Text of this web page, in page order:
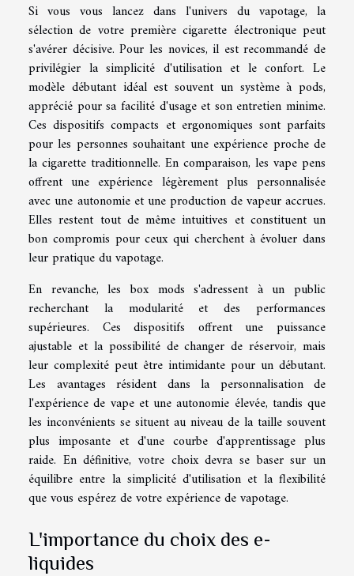
Si vous vous lancez dans l'univers du vapotage, la
sélection de votre première cigarette électronique peut
s'avérer décisive. Pour les novices, il est recommandé de
privilégier la simplicité d'utilisation et le confort. Le
modèle débutant idéal est souvent un système à pods,
apprécié pour sa facilité d'usage et son entretien minime.
Ces dispositifs compacts et ergonomiques sont parfaits
pour les personnes souhaitant une expérience proche de
la cigarette traditionnelle. En comparaison, les vape pens
offrent une expérience légèrement plus personnalisée
avec une autonomie et une production de vapeur accrues.
Elles restent tout de même intuitives et constituent un
bon compromis pour ceux qui cherchent à évoluer dans
leur pratique du vapotage.
En revanche, les box mods s'adressent à un public
recherchant la modularité et des performances
supérieures. Ces dispositifs offrent une puissance
ajustable et la possibilité de changer de réservoir, mais
leur complexité peut être intimidante pour un débutant.
Les avantages résident dans la personnalisation de
l'expérience de vape et une autonomie élevée, tandis que
les inconvénients se situent au niveau de la taille souvent
plus imposante et d'une courbe d'apprentissage plus
raide. En définitive, votre choix devra se baser sur un
équilibre entre la simplicité d'utilisation et la flexibilité
que vous espérez de votre expérience de vapotage.
L'importance du choix des e-
liquides